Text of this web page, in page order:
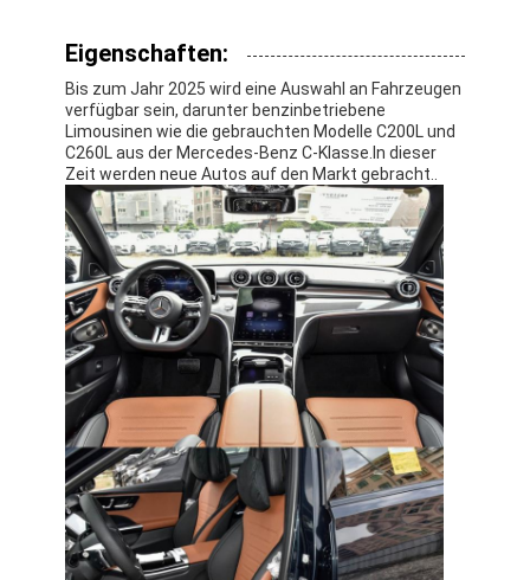
Zu Hause
Produkte
Videos
Eigenschaften:
Bis zum Jahr 2025 wird eine Auswahl an Fahrzeugen
verfügbar sein, darunter benzinbetriebene
Limousinen wie die gebrauchten Modelle C200L und
C260L aus der Mercedes-Benz C-Klasse.In dieser
Zeit werden neue Autos auf den Markt gebracht..